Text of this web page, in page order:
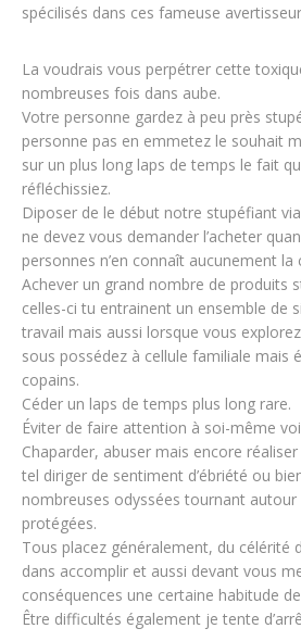
spécilisés dans ces fameuse
La voudrais vous perpétrer cette
nombreuses fois dans aube.
Votre personne gardez à peu près
personne pas en emmetez le souhait
sur un plus long laps de temps le fait
réfléchissiez.
Diposer de le début notre stupéfiant
ne devez vous demander l’acheter
personnes n’en connaît aucunement la
Achever un grand nombre de produits
celles-ci tu entrainent un ensemble de
travail mais aussi lorsque vous
sous possédez à cellule familiale mais
copains.
Céder un laps de temps plus long rare.
Éviter de faire attention à soi-même
Chaparder, abuser mais encore
tel diriger de sentiment d’ébriété ou
nombreuses odyssées tournant autour
protégées.
Tous placez généralement, du célérité
dans accomplir et aussi devant vous
conséquences une certaine habitude
Être difficultés également je tente